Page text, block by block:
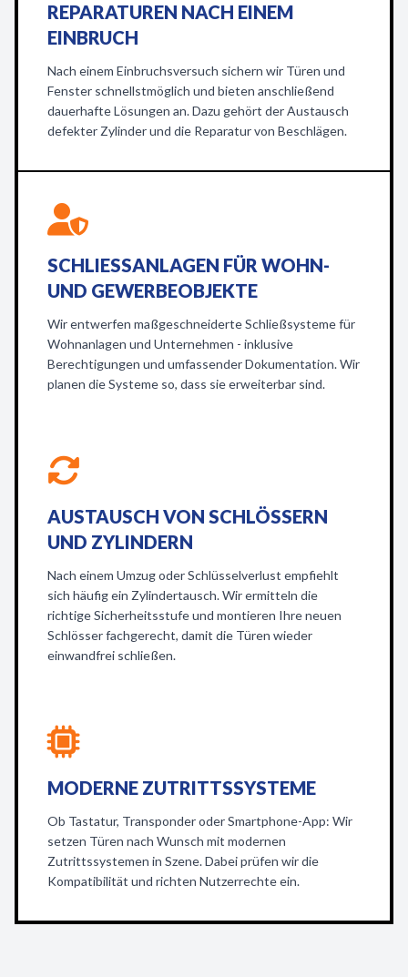
REPARATUREN NACH EINEM
EINBRUCH
Nach einem Einbruchsversuch sichern wir Türen und
Fenster schnellstmöglich und bieten anschließend
dauerhafte Lösungen an. Dazu gehört der Austausch
defekter Zylinder und die Reparatur von Beschlägen.
SCHLIESSANLAGEN FÜR WOHN- U
ND GEWERBEOBJEKTE
Wir entwerfen maßgeschneiderte Schließsysteme für
Wohnanlagen und Unternehmen - inklusive
Berechtigungen und umfassender Dokumentation. Wir
planen die Systeme so, dass sie erweiterbar sind.
AUSTAUSCH VON SCHLÖSSERN
UND ZYLINDERN
Nach einem Umzug oder Schlüsselverlust empfiehlt
sich häufig ein Zylindertausch. Wir ermitteln die
richtige Sicherheitsstufe und montieren Ihre neuen
Schlösser fachgerecht, damit die Türen wieder
einwandfrei schließen.
MODERNE ZUTRITTSSYSTEME
Ob Tastatur, Transponder oder Smartphone-App: Wir
setzen Türen nach Wunsch mit modernen
Zutrittssystemen in Szene. Dabei prüfen wir die
Kompatibilität und richten Nutzerrechte ein.